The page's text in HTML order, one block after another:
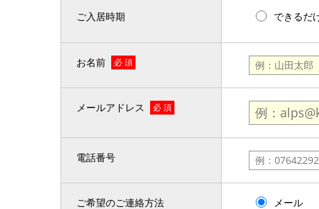
ご入居時期 できるだ
お名前 必 須
メールアドレス 必 須
電話番号
ご希望のご連絡方法 メール